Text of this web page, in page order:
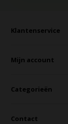
Klantenservice
Mijn account
Categorieën
Contact